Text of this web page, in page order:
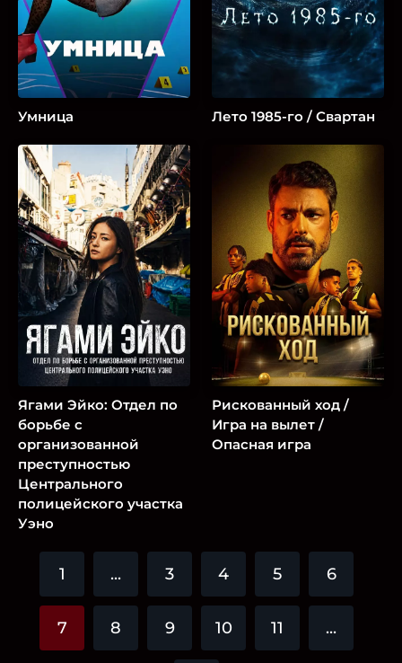
Умница Лето 1985-го / Свартан
Ягами Эйко: Отдел по
борьбе с
организованной
преступностью
Центрального
полицейского участка
Уэно
Рискованный ход /
Игра на вылет /
Опасная игра
1 ... 3 4 5 6
7 8 9 10 11 ...